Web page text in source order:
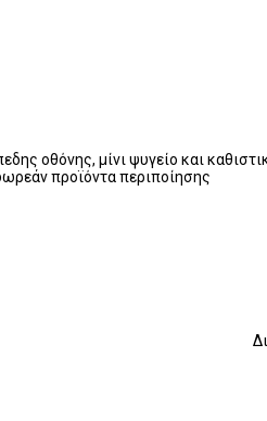
οθόνης, μίνι ψυγείο και
προϊόντα περιποίησης